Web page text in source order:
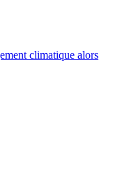
climatique alors